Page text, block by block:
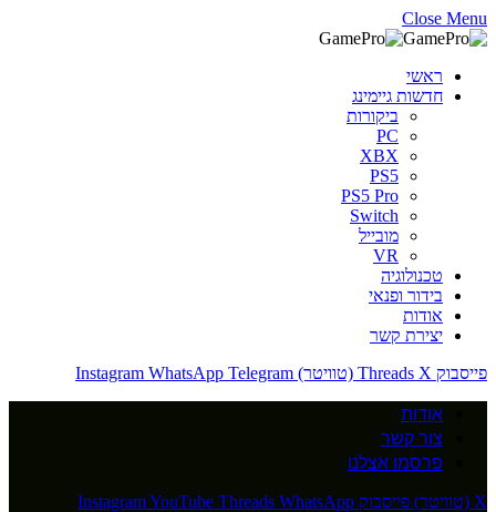
Close Menu
ראשי
חדשות גיימינג
ביקורות
PC
XBX
PS5
PS5 Pro
Switch
מובייל
VR
טכנולוגיה
בידור ופנאי
אודות
יצירת קשר
פייסבוק
Threads X (טוויטר) Instagram WhatsApp Telegram
אודות
צור קשר
פרסמו אצלנו
X (טוויטר) פייסבוק InstagramYouTube Threads WhatsApp